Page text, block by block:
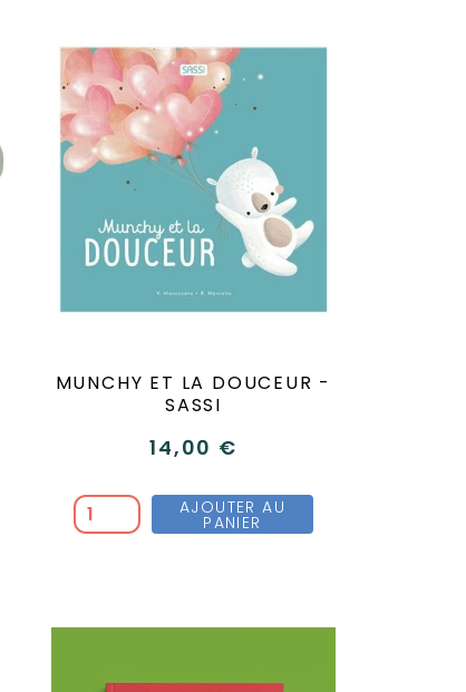
MUNCHY ET LA DOUCEUR -
SASSI
14,00 €
AJOUTER AU
PANIER